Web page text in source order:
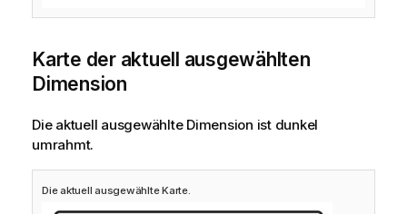
Karte der aktuell ausgewählten
Dimension
Die aktuell ausgewählte Dimension ist dunkel
umrahmt.
Die aktuell ausgewählte Karte.